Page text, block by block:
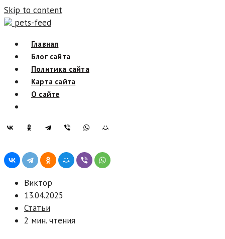
Skip to content
pets-feed
Главная
Блог сайта
Политика сайта
Карта сайта
О сайте
Виктор
13.04.2025
Статьи
2 мин. чтения